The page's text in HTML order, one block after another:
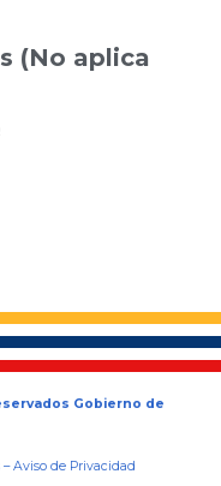
(No aplica
Gobierno de
–Aviso de Privacidad